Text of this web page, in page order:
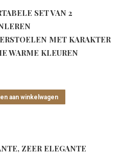
SET VAN 2
MET KARAKTER
WARME KLEUREN
aan winkelwagen
ZEER ELEGANTE